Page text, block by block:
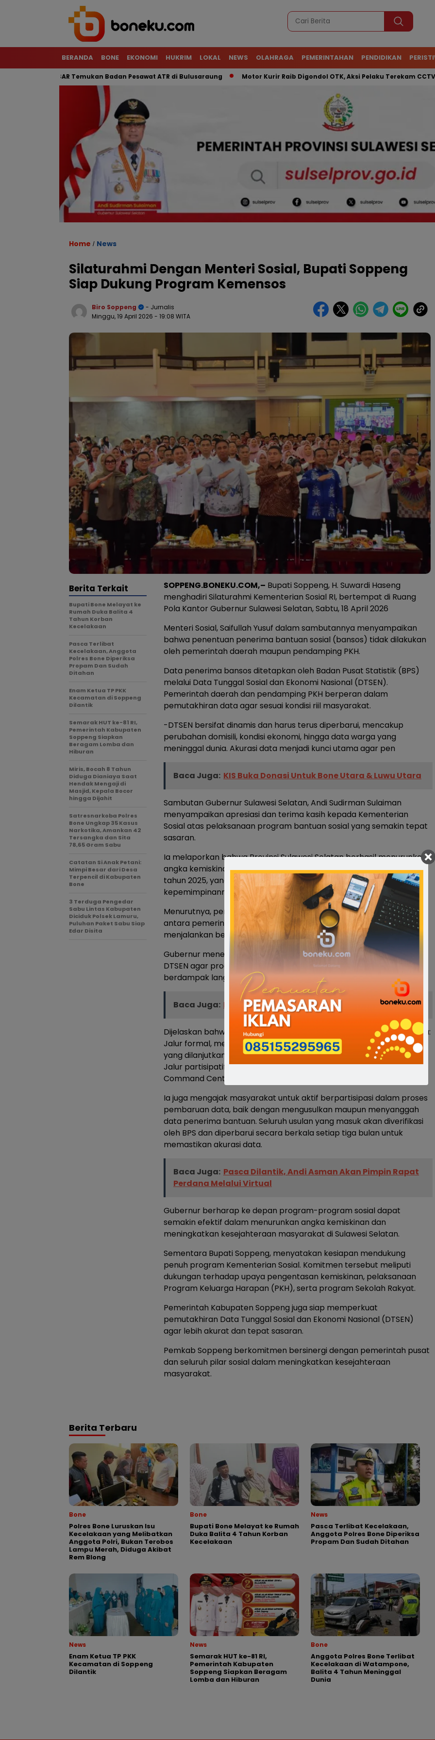
BERANDA BONE EKONOMI HUKRIM LOKAL NEWS OLAHRAGA PEMERINTAHAN PENDIDIKAN
Tim SAR Temukan Badan Pesawat ATR di Bulusaraung Motor Kurir Raib Digondol OTK, Aksi Pelaku Terekam CCTV
Home / News
Silaturahmi Dengan Menteri Sosial, Bupati Soppeng
Siap Dukung Program Kemensos
Biro Soppeng
- Jurnalis
Minggu, 19 April 2026 - 19:08 WITA
SOPPENG.BONEKU.COM,– Bupati Soppeng, H. Suwardi Haseng
menghadiri Silaturahmi Kementerian Sosial RI, bertempat di Ruang
Pola Kantor Gubernur Sulawesi Selatan, Sabtu, 18 April 2026
Menteri Sosial, Saifullah Yusuf dalam sambutannya menyampaikan
bahwa penentuan penerima bantuan sosial (bansos) tidak dilakukan
oleh pemerintah daerah maupun pendamping PKH.
Data penerima bansos ditetapkan oleh Badan Pusat Statistik (BPS)
melalui Data Tunggal Sosial dan Ekonomi Nasional (DTSEN).
Pemerintah daerah dan pendamping PKH berperan dalam
pemutakhiran data agar sesuai kondisi riil masyarakat.
-DTSEN bersifat dinamis dan harus terus diperbarui, mencakup
perubahan domisili, kondisi ekonomi, hingga data warga yang
meninggal dunia. Akurasi data menjadi kunci utama agar pen
Baca Juga: KIS Buka Donasi Untuk Bone Utara & Luwu Utara
Sambutan Gubernur Sulawesi Selatan, Andi Sudirman Sulaiman
menyampaikan apresiasi dan terima kasih kepada Kementerian
Sosial atas pelaksanaan program bantuan sosial yang semakin tepat
sasaran.
Ia melaporkan bahwa Provinsi Sulawesi Selatan berhasil menurunkan
angka kemiskinan sebesar 0,24 persen atau sekitar 17.000 jiwa pada
tahun 2025, yang merupakan capaian signifikan pada tahun pertama
kepemimpinannya.
Menurutnya, penurunan tersebut merupakan hasil sinergi yang baik
antara pemerintah pusat dan pemerintah daerah dalam
menjalankan berbagai program kesejahteraan sosial.
Gubernur menekankan pentingnya pemutakhiran data sosial melalui
DTSEN agar program bantuan benar-benar tepat sasaran dan
berdampak langsung bagi masyarakat yang membutuhkan.
Baca Juga: IWAPI Bone Apresiasi Gladian Pemuda
Dijelaskan bahwa pemutakhiran data dilakukan melalui dua jalur, yaitu:
Jalur formal, melalui RT/RW, desa atau kelurahan, hingga dinas sosial,
yang dilanjutkan dengan musyawarah dan verifikasi lapangan. Serta
Jalur partisipatif, melalui aplikasi Cek Bansos, pendamping PKH,
Command Center 021-171, serta layanan WhatsApp 08877-171-171.
Ia juga mengajak masyarakat untuk aktif berpartisipasi dalam proses
pembaruan data, baik dengan mengusulkan maupun menyanggah
data penerima bantuan. Seluruh usulan yang masuk akan diverifikasi
oleh BPS dan diperbarui secara berkala setiap tiga bulan untuk
memastikan akurasi data.
Baca Juga: Pasca Dilantik, Andi Asman Akan Pimpin Rapat
Perdana Melalui Virtual
Gubernur berharap ke depan program-program sosial dapat
semakin efektif dalam menurunkan angka kemiskinan dan
meningkatkan kesejahteraan masyarakat di Sulawesi Selatan.
Sementara Bupati Soppeng, menyatakan kesiapan mendukung
penuh program Kementerian Sosial. Komitmen tersebut meliputi
dukungan terhadap upaya pengentasan kemiskinan, pelaksanaan
Program Keluarga Harapan (PKH), serta program Sekolah Rakyat.
Pemerintah Kabupaten Soppeng juga siap memperkuat
pemutakhiran Data Tunggal Sosial dan Ekonomi Nasional (DTSEN)
agar lebih akurat dan tepat sasaran.
Pemkab Soppeng berkomitmen bersinergi dengan pemerintah pusat
dan seluruh pilar sosial dalam meningkatkan kesejahteraan
masyarakat.
Berita Terkait
Bupati Bone Melayat ke
Rumah Duka Balita 4
Tahun Korban
Kecelakaan
Pasca Terlibat
Kecelakaan, Anggota
Polres Bone Diperiksa
Propam Dan Sudah
Ditahan
Enam Ketua TP PKK
Kecamatan di Soppeng
Dilantik
Semarak HUT ke-81 RI,
Pemerintah Kabupaten
Soppeng Siapkan
Beragam Lomba dan
Hiburan
Miris, Bocah 8 Tahun
Diduga Dianiaya Saat
Hendak Mengaji di
Masjid, Kepala Bocor
hingga Dijahit
Satresnarkoba Polres
Bone Ungkap 35 Kasus
Narkotika, Amankan 42
Tersangka dan Sita
78,65 Gram Sabu
Catatan Si Anak Petani:
Mimpi Besar dari Desa
Terpencil di Kabupaten
Bone
3 Terduga Pengedar
Sabu Lintas Kabupaten
Diciduk Polsek Lamuru,
Puluhan Paket Sabu Siap
Edar Disita
Berita Terbaru
Bone
Polres Bone Luruskan Isu
Kecelakaan yang Melibatkan
Anggota Polri, Bukan Terobos
Lampu Merah, Diduga Akibat
Rem Blong
Bone
Bupati Bone Melayat ke Rumah
Duka Balita 4 Tahun Korban
Kecelakaan
News
Pasca Terlibat Kecelakaan,
Anggota Polres Bone Diperiksa
Propam Dan Sudah Ditahan
News
Enam Ketua TP PKK
Kecamatan di Soppeng
Dilantik
News
Semarak HUT ke-81 RI,
Pemerintah Kabupaten
Soppeng Siapkan Beragam
Lomba dan Hiburan
Bone
Anggota Polres Bone Terlibat
Kecelakaan di Watampone,
Balita 4 Tahun Meninggal
Dunia